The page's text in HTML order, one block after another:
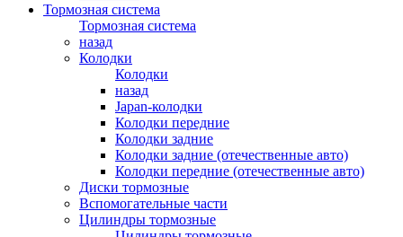
Тормозная система
Тормозная система
назад
Колодки
Колодки
назад
Japan-колодки
Колодки передние
Колодки задние
Колодки задние (отечественные авто)
Колодки передние (отечественные авто)
Диски тормозные
Вспомогательные части
Цилиндры тормозные